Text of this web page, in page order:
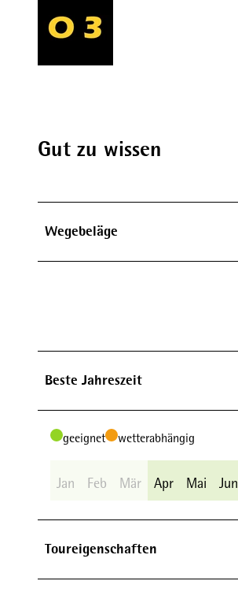
Gut zu wissen
Wegebeläge
Beste Jahreszeit
geeignet wetterabhängig
Jan Feb Mär Apr Mai Jun
Toureigenschaften